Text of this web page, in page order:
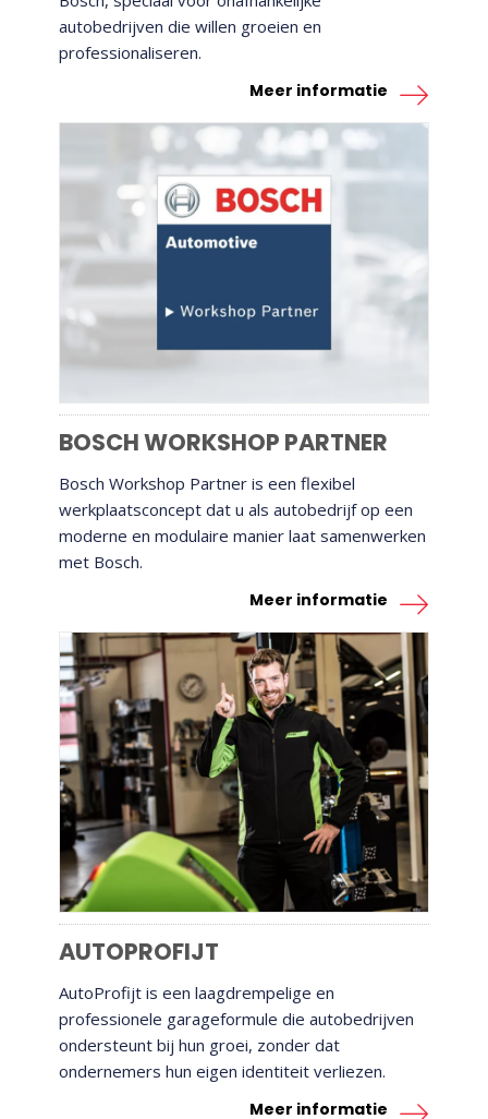
autobedrijven die willen groeien en
professionaliseren.
Meer informatie
BOSCH WORKSHOP PARTNER
BOSCH WORKSHOP PARTNER
Bosch Workshop Partner is een flexibel
werkplaatsconcept dat u als autobedrijf op een
moderne en modulaire manier laat samenwerken
met Bosch.
Meer informatie
AUTOPROFIJT
AUTOPROFIJT
AutoProfijt is een laagdrempelige en
professionele garageformule die autobedrijven
ondersteunt bij hun groei, zonder dat
ondernemers hun eigen identiteit verliezen.
Meer informatie